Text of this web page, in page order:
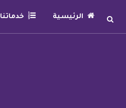
الرئيسية خدماتنا